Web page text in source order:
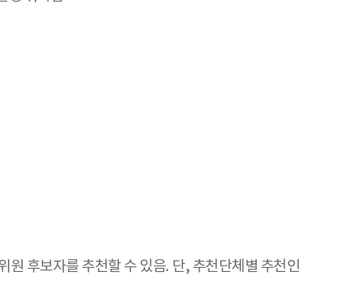
원 후보자를 추천할 수 있음. 단, 추천단체별 추천인